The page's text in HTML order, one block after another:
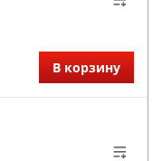
В корзину